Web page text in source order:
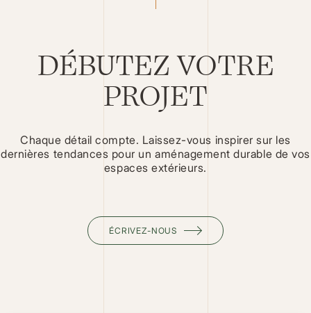
DÉBUTEZ VOTRE
PROJET
Chaque détail compte. Laissez-vous inspirer sur les
dernières tendances pour un aménagement durable de vos
espaces extérieurs.
ÉCRIVEZ-NOUS